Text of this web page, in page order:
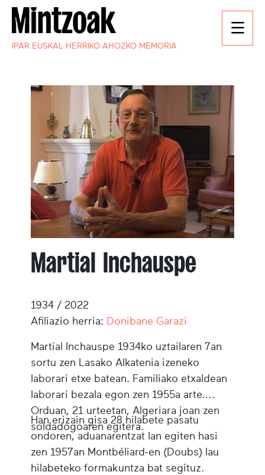
IPAR EUSKAL HERRIKO AHOZKO MEMORIA
Martial Inchauspe
1934 / 2022
Afiliazio herria: Donibane Garazi
Martial Inchauspe 1934ko uztailaren 7an
sortu zen Lasako Alkatenia izeneko
laborari etxe batean. Familiako etxaldean
laborari bezala egon zen 1955a arte.
Orduan, 21 urteetan, Algeriara joan zen
soldadogoaren egitera.
Han erizain gisa 28 hilabete pasatu
ondoren, aduanarentzat lan egiten hasi
zen 1957an Montbéliard-en (Doubs) lau
hilabeteko formakuntza bat segituz.